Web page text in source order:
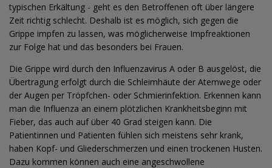
typischen Erkältung - geht es den Betroffenen oft über längere
Zeit richtig schlecht. Deshalb ist es möglich, sich gegen die
Grippe impfen zu lassen, was möglicherweise Impfreaktionen
zur Folge hat und das besonders bei Frauen.
Die Grippe wird durch den Influenzavirus A oder B ausgelöst, die
Übertragung erfolgt durch die Schleimhäute der Atemwege oder
der Augen per Tröpfchen- oder Schmierinfektion. Erkennen kann
man die Influenza an einem plötzlichen Krankheitsbeginn mit
Fieber, das auch auf über 40 Grad steigen kann. Die
Patientinnen und Patienten fühlen sich meistens sehr krank,
haben Kopf- und Gliederschmerzen und einen trockenen Husten.
Dazu kommen können auch eine angeschwollene